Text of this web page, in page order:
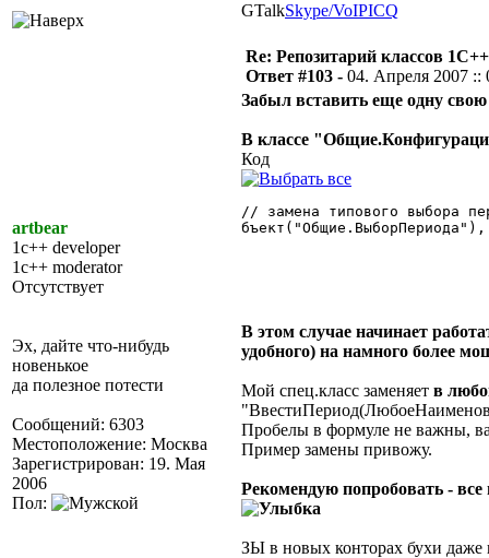
GTalkSkype/VoIPICQ
artbear
1c++ developer
1c++ moderator
Отсутствует
Эх, дайте что-нибудь
новенькое
да полезное потести
Сообщений: 6303
Местоположение: Москва
Зарегистрирован: 19. Мая
2006
Пол:
Re: Репозитарий классов
Ответ #103 - 04. Апреля 2007 ::
Забыл вставить еще одну
В классе
Код
// замена типового выбора
В этом случае начинает
удобного) на намного более
Мой спец.класс заменяет в
Пробелы в формуле не важны,
Пример замены привожу.
Рекомендую попробовать -
ЗЫ в новых конторах бухи даже